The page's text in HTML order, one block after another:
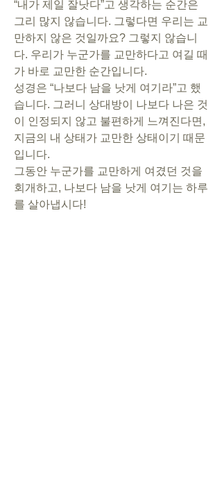
“내가 제일 잘낫다”고 생각하는 순간은
그리 많지 않습니다. 그렇다면 우리는 교
만하지 않은 것일까요? 그렇지 않습니
다. 우리가 누군가를 교만하다고 여길 때
가 바로 교만한 순간입니다.
성경은 “나보다 남을 낫게 여기라”고 했
습니다. 그러니 상대방이 나보다 나은 것
이 인정되지 않고 불편하게 느껴진다면,
지금의 내 상태가 교만한 상태이기 때문
입니다.
그동안 누군가를 교만하게 여겼던 것을
회개하고, 나보다 남을 낫게 여기는 하루
를 살아냅시다!